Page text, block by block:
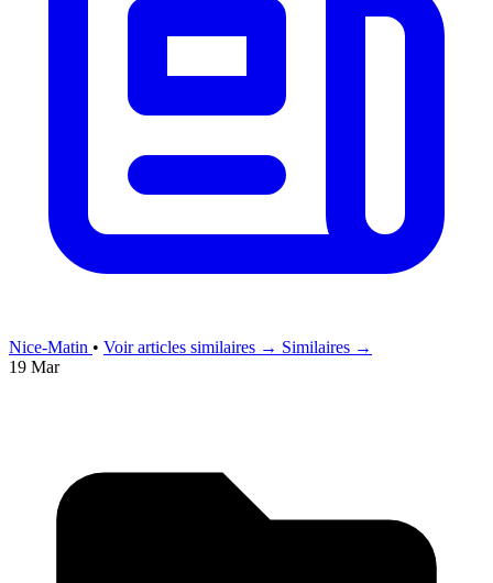
Nice-Matin • Voir articles similaires → Similaires →
19 Mar